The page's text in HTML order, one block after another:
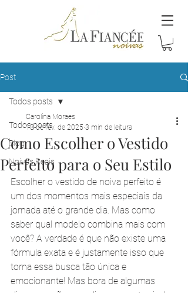
Post
Todos posts
Blog
Noivas Reais
Todos posts
Como Escolher o Vestido
Perfeito para o Seu Estilo
Carolina Moraes
13 de fev. de 2025 3 min de leitura
Escolher o vestido de noiva perfeito é
um dos momentos mais especiais da
jornada até o grande dia. Mas como
saber qual modelo combina mais com
você? A verdade é que não existe uma
fórmula exata e é justamente isso que
torna essa busca tão única e
emocionante! Mas bora de algumas